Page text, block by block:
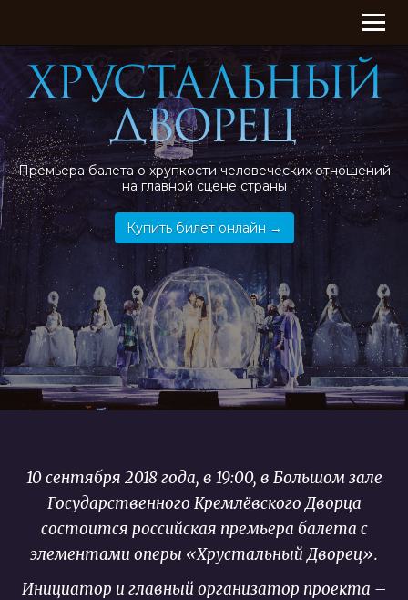
Премьера балета о хрупкости человеческих отношений
на главной сцене страны
Купить билет онлайн →
10 сентября 2018 года, в 19:00, в Большом зале
Государственного Кремлёвского Дворца
состоится российская премьера балета с
элементами оперы «Хрустальный Дворец».
Инициатор и главный организатор проекта –